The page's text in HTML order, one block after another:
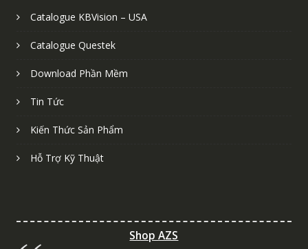
Catalogue KBVision – USA
Catalogue Questek
Download Phần Mềm
Tin Tức
Kiến Thức Sản Phẩm
Hỗ Trợ Kỹ Thuật
Shop AZS